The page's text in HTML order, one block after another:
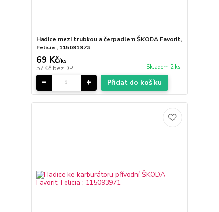
Hadice mezi trubkou a čerpadlem ŠKODA Favorit,
Felicia ; 115691973
69 Kč/ks
57 Kč bez DPH Skladem 2 ks
Přidat do košíku